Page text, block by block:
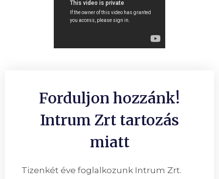
Forduljon hozzánk!
Intrum Zrt tartozás
miatt
Tizenkét éve foglalkozunk Intrum Zrt.